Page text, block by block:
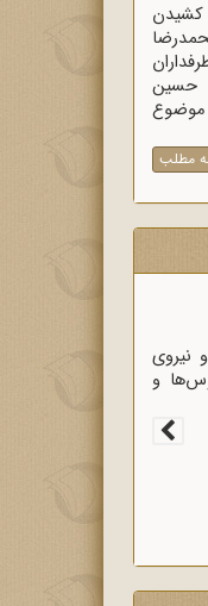
کشیدن
حسین
موضوع
مطلب